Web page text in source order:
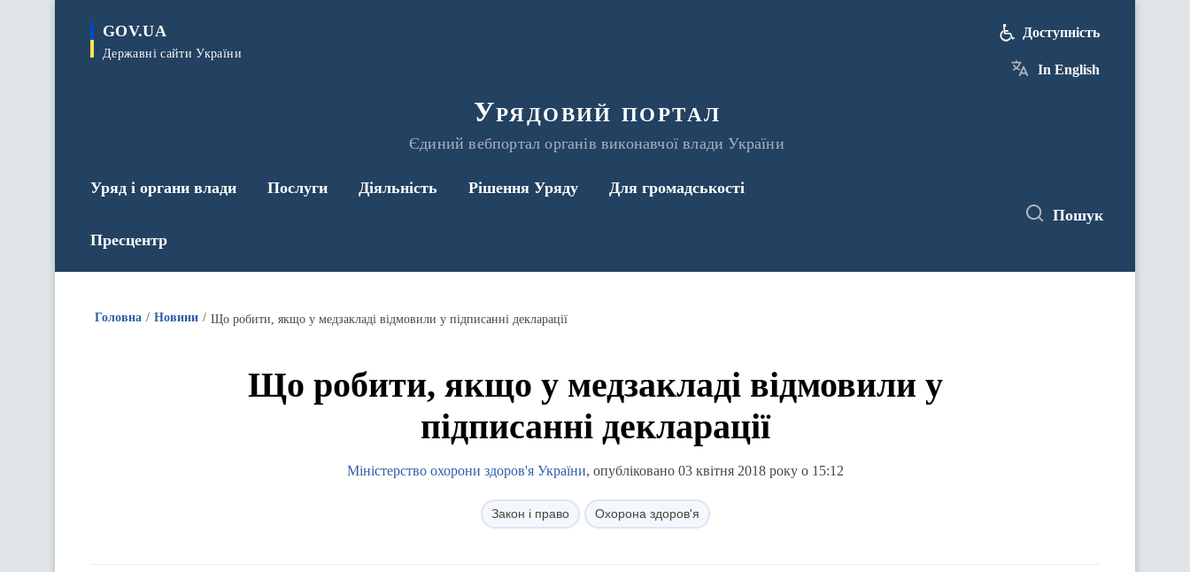
GOV.UA
Державні сайти України
Урядовий портал
Єдиний вебпортал органів виконавчої влади України
Доступність
In English
Уряд і органи влади Послуги Діяльність Рішення Уряду Для громадськості
Пресцентр
Пошук
Головна Новини Що робити, якщо у медзакладі відмовили у підписанні декларації
Що робити, якщо у медзакладі відмовили у
підписанні декларації
Міністерство охорони здоров'я України, опубліковано 03 квітня 2018 року о 15:12
Закон і право Охорона здоров'я